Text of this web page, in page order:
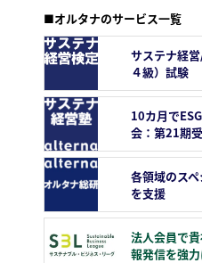
■オルタナのサービス一覧
サステナ経
４級）試験
10カ月で
会：第21期
各領域のス
を支援
法人会員で
報発信を強